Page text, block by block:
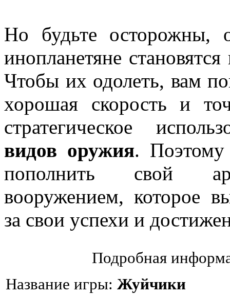
Но будьте осторожны,
инопланетяне
Чтобы их одолеть, вам
хорошая скорость и
стратегическое
видов оружия. Поэтому
пополнить свой
вооружением, которое
за свои успехи и
Подробная
Название игры: Жуйчики